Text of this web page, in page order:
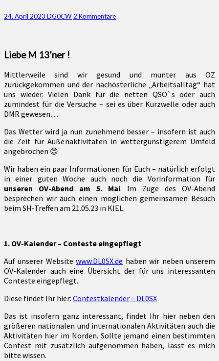
am
13.
in
–
sowie
rund
um
den
Amateurfunk
und
aus
der
Nachbarschaft
24. April 2023 DG0CW Kommentare
2 Kommentare
Liebe M 13’ner !
Mittlerweile sind wir gesund und munter aus OZ
zurückgekommen und der nachösterliche „Arbeitsalltag“ hat
uns wieder. Vielen Dank für die netten QSO`s oder auch
zumindest für die Versuche – sei es über Kurzwelle oder auch
DMR gewesen…
Das Wetter wird ja nun zunehmend besser – insofern ist auch
die Zeit für Außenaktivitäten in wettergünstigerem Umfeld
angebrochen 😊
Wir haben ein paar Informationen für Euch – natürlich erfolgt
in einer guten Woche auch noch die Vorinformation für
unseren OV-Abend am 5. Mai. Im Zuge des OV-Abend
besprechen wir auch einen möglichen gemeinsamen Besuch
beim SH-Treffen am 21.05.23 in KIEL.
1. OV-Kalender – Conteste eingepflegt
Auf unserer Websitewww.DL0SX.de haben wir neben unserem
OV-Kalender auch eine Übersicht der für uns interessanten
Conteste eingepflegt.
Diese findet Ihr hier: Contestkalender – DL0SX
Das ist insofern ganz interessant, findet Ihr hier neben den
größeren nationalen und internationalen Aktivitäten auch die
Aktivitäten hier im Norden. Sollte jemand einen bestimmten
Contest mit zusätzlich aufgenommen haben, lasst es mich
bitte wissen.